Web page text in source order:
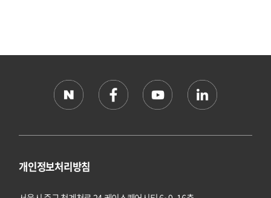
개인정보처리방침